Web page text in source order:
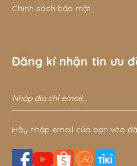
Chính sách bảo mật
Đăng kí nhận tin ưu
Hãy nhập email của bạn vào